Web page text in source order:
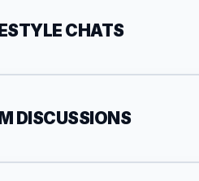
CHATS
DISCUSSIONS